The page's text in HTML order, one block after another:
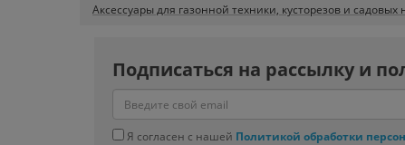
Аксессуары для газонной техники, кусторезов и
Подписаться на рассылку и
Я согласен с нашей Политикой обработки